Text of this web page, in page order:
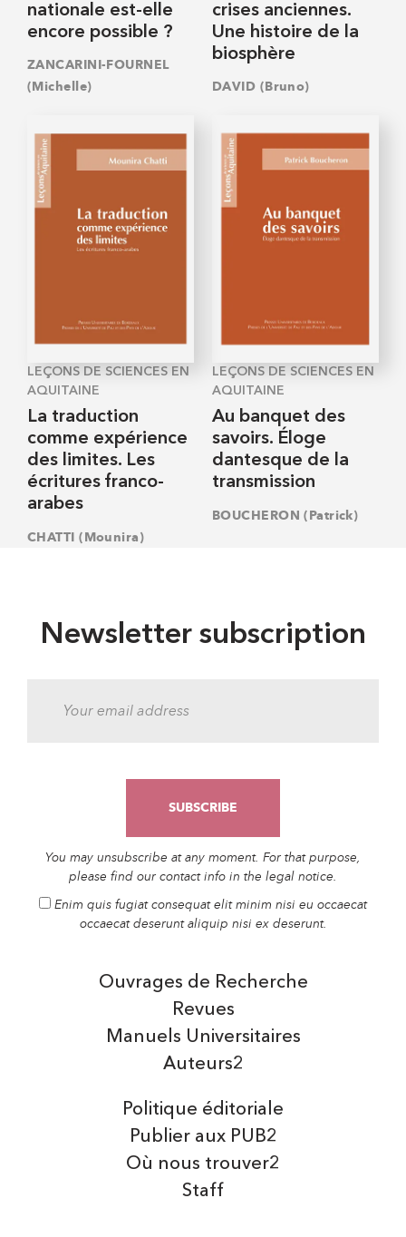
nationale est-elle
encore possible ?
ZANCARINI-FOURNEL
(Michelle)
crises anciennes.
Une histoire de la
biosphère
DAVID (Bruno)
LEÇONS DE SCIENCES EN
AQUITAINE
La traduction
comme expérience
des limites. Les
écritures franco-
arabes
CHATTI (Mounira)
LEÇONS DE SCIENCES EN
AQUITAINE
Au banquet des
savoirs. Éloge
dantesque de la
transmission
BOUCHERON (Patrick)
Newsletter subscription
You may unsubscribe at any moment. For that purpose,
please find our contact info in the legal notice.
Enim quis fugiat consequat elit minim nisi eu occaecat
occaecat deserunt aliquip nisi ex deserunt.
Auteurs2
Manuels Universitaires
Ouvrages de Recherche
Revues
Politique éditoriale
Publier aux PUB2
Où nous trouver2
Staff